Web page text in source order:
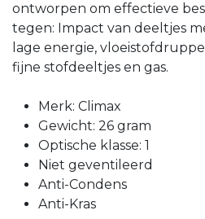
ontworpen om effectieve
tegen: Impact van deeltjes
lage energie,
fijne stofdeeltjes en gas.
Merk: Climax
Gewicht: 26 gram
Optische klasse: 1
Niet geventileerd
Anti-Condens
Anti-Kras